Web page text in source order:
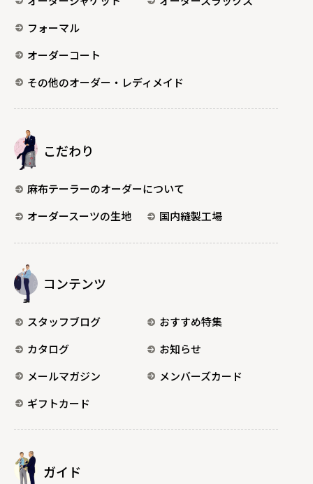
フォーマル
オーダーコート
その他のオーダー・レディメイド
こだわり
麻布テーラーのオーダーについて
オーダースーツの生地
国内縫製工場
コンテンツ
スタッフブログ
おすすめ特集
カタログ
お知らせ
メールマガジン
メンバーズカード
ギフトカード
ガイド